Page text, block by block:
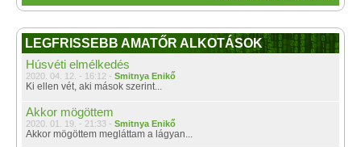
LEGFRISSEBB AMATŐR ALKOTÁSOK
Húsvéti elmélkedés
2020. 04. 12. - 16:12 - Smitnya Enikő
Ki ellen vét, aki mások szerint...
Akkor mögöttem
2020. 01. 19. - 21:33 - Smitnya Enikő
Akkor mögöttem megláttam a lágyan...